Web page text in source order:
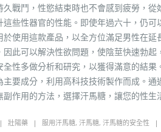
戰鬥，性慾結束時也不會感到疲勞，
些性器官的性能。即使年過六十，仍
使用這款產品，以全方位滿足男性在
此可以解決性欲問題，使陰莖快速勃
性多做分析和研究，以獲得滿意的結
要成分，利用高科技技術製作而成。
作用的方法，選擇汗馬糖，讓您的性
壯陽藥 服用汗馬糖, 汗馬糖, 汗馬糖的安全性